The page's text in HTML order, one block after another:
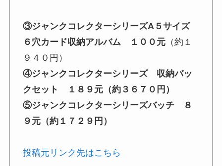
③ジャンクコレクターシリーズA５サイズ
６穴カード収納アルバム １００元（約１
９４０円）
④ジャンクコレクターシリーズ 収納バッ
クセット １８９元（約３６７０円）
⑤ジャンクコレクターシリーズバッチ ８
９元（約１７２９円）
投稿元リンク先はこちら